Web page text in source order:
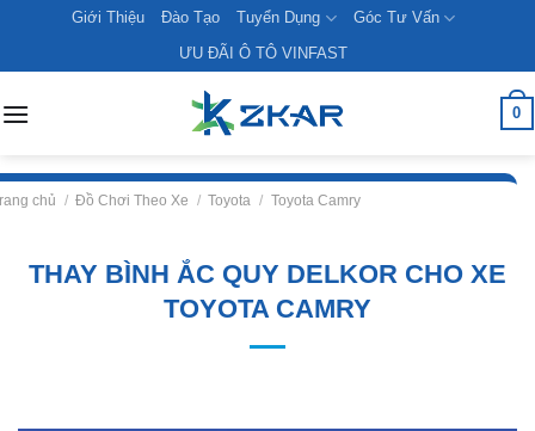
content
Giới Thiệu Đào Tạo Tuyển Dụng
Góc Tư Vấn
ƯU ĐÃI Ô TÔ VINFAST
0
chủ / Đồ Chơi Theo Xe / Toyota / Toyota Camry
THAY BÌNH ẮC QUY DELKOR CHO XE
TOYOTA CAMRY